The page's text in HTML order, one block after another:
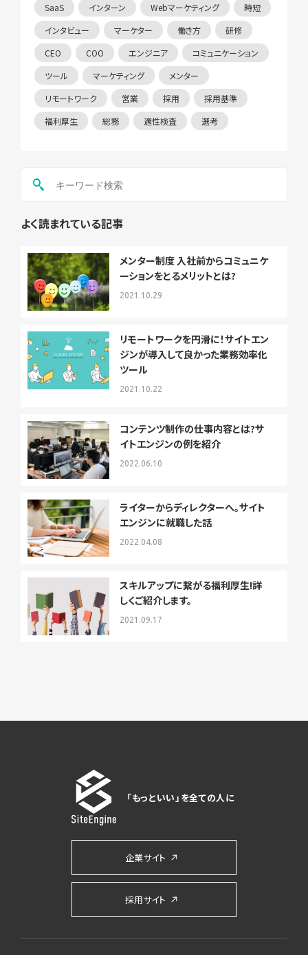
SaaS
インターン Webマーケティング
時短
インタビュー
マーケター 働き方
研修
CEO
COO エンジニア
コミュニケーション
ツール
マーケティング
メンター
リモートワーク
営業 採用
採用基準
福利厚生
総務 適性検査 選考
よく読まれている記事
メンター制度 入社前からコミュニケ
ーションをとるメリットとは?
2021.10.29
リモートワークを円滑に！サイトエン
ジンが導入して良かった業務効率化
ツール
2021.10.22
コンテンツ制作の仕事内容とは?サ
イトエンジンの例を紹介
2022.06.10
ライターからディレクターへ。サイト
エンジンに就職した話
2022.04.08
スキルアップに繋がる福利厚生!詳
しくご紹介します。
2021.09.17
「もっといい」を全ての人に
企業サイト
採用サイト